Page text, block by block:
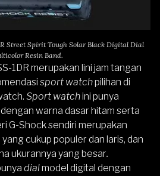
Street Spirit Tough Solar Black Digital Dial
Resin Band.
1DR merupakan lini jam tangan
sport watchpilihan di
Sport watchini punya
warna dasar hitam serta
G-Shocksendiri merupakan
yang cukup populer dan laris, dan
ukurannya yang besar.
dialmodel digital dengan